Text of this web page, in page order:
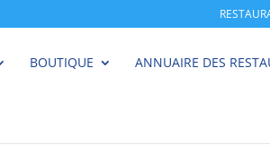
BOUTIQUE ANNUAIRE DES